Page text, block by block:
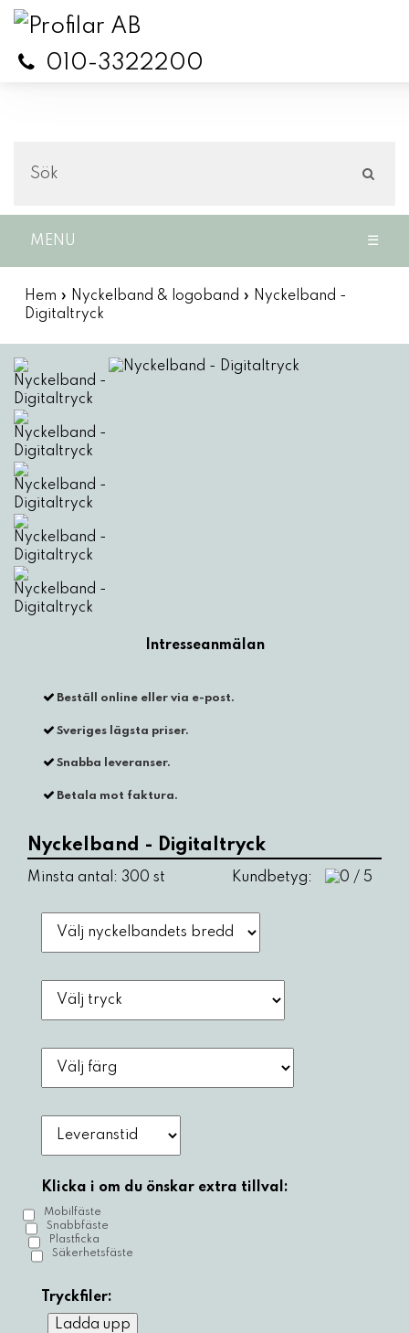
010-3322200
MENU ☰
Hem » Nyckelband & logoband » Nyckelband -
Digitaltryck
Beställ online eller via e-post.
Sveriges lägsta priser.
Snabba leveranser.
Betala mot faktura.
Nyckelband - Digitaltryck
Minsta antal: 300 st Kundbetyg:
Klicka i om du önskar extra tillval:
Mobilfäste
Snabbfäste
Plastficka
Säkerhetsfäste
Tryckfiler:
Ladda upp